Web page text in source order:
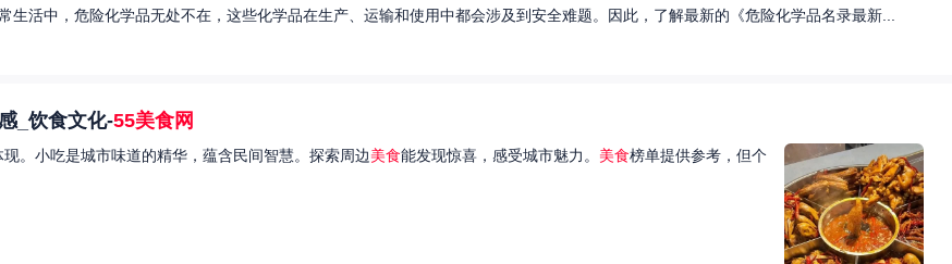
活中，危险化学品无处不在，这些化学品在生产、运输和使用中都会涉及到安全难题。因此，了解最新的《危险化学品名录最新...
_饮食文化-55美食网
。小吃是城市味道的精华，蕴含民间智慧。探索周边美食能发现惊喜，感受城市魅力。 美食榜单提供参考，但个